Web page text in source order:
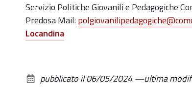
2024-
05-
18T12:00:00+02:00
maggio
Servizio Politiche Giovanili e Pedagogiche
Predosa Mail:
Locandina
pubblicato il06/05/2024—ultima